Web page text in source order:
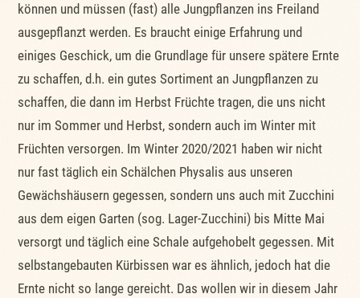
können und müssen (fast) alle Jungpflanzen ins Freiland
ausgepflanzt werden. Es braucht einige Erfahrung und
einiges Geschick, um die Grundlage für unsere spätere Ernte
zu schaffen, d.h. ein gutes Sortiment an Jungpflanzen zu
schaffen, die dann im Herbst Früchte tragen, die uns nicht
nur im Sommer und Herbst, sondern auch im Winter mit
Früchten versorgen. Im Winter 2020/2021 haben wir nicht
nur fast täglich ein Schälchen Physalis aus unseren
Gewächshäusern gegessen, sondern uns auch mit Zucchini
aus dem eigen Garten (sog. Lager-Zucchini) bis Mitte Mai
versorgt und täglich eine Schale aufgehobelt gegessen. Mit
selbstangebauten Kürbissen war es ähnlich, jedoch hat die
Ernte nicht so lange gereicht. Das wollen wir in diesem Jahr